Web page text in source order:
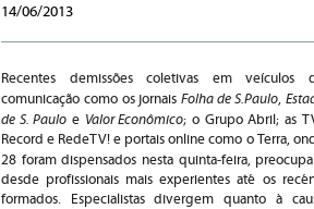
14/06/2013
Recentes demissões coletivas em veículos
comunicação como os jornaisFolha de S.Paulo,
de S. Paulo e Valor Econômico; o Grupo Abril; as
Record e RedeTV! e portais online como o Terra,
28 foram dispensados nesta quinta-feira,
desde profissionais mais experientes até os
formados. Especialistas divergem quanto à